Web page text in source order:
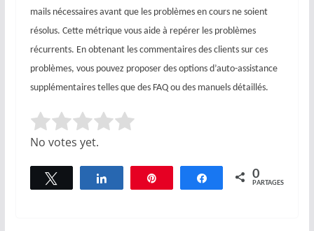
mails nécessaires avant que les problèmes en cours ne soient
résolus. Cette métrique vous aide à repérer les problèmes
récurrents. En obtenant les commentaires des clients sur ces
problèmes, vous pouvez proposer des options d’auto-assistance
supplémentaires telles que des FAQ ou des manuels détaillés.
Rate this item:
No votes yet.
Tweetez Partagez Épingle Partagez0
PARTAGES